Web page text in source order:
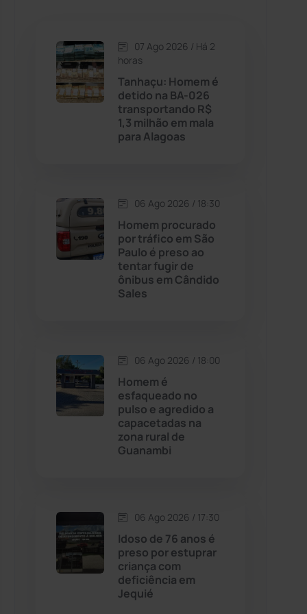
Caetité (1504)
Candiba (157)
Cândido Sales
Caturama
Chapada Diamantina
Cordeiros
Dom Basílio
Érico Cardoso
Esportes
07 Ago 2026 / Há 2
horas
Tanhaçu: Homem é
detido na BA-026
transportando R$
1,3 milhão em mala
para Alagoas
06 Ago 2026 / 18:30
Homem procurado
por tráfico em São
Paulo é preso ao
tentar fugir de
ônibus em Cândido
Sales
06 Ago 2026 / 18:00
Homem é
esfaqueado no
pulso e agredido a
capacetadas na
zona rural de
Guanambi
06 Ago 2026 / 17:30
Idoso de 76 anos é
preso por estuprar
criança com
deficiência em
Jequié